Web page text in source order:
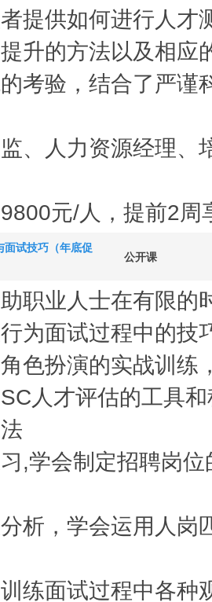
提供如何进行人才
升的方法以及相应
考验，结合了严谨
、人力资源经理
元/人，提前2周
面试技巧（年底促
公开课
职业人士在有限的
为面试过程中的技
色扮演的实战训练
人才评估的工具
,学会制定招聘岗
析，学会运用人岗
练面试过程中各种